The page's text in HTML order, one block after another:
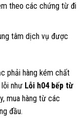
theo các chứng từ đi
tâm dịch vụ được
phải hàng kém chất
như Lỗi h04 bếp từ
mua hàng từ các
đầu.